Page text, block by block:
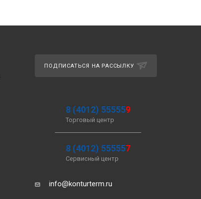
ПОДПИСАТЬСЯ НА РАССЫЛКУ
8 (4012) 555559
Торговый центр
8 (4012) 555557
Сервисный центр
info@konturterm.ru